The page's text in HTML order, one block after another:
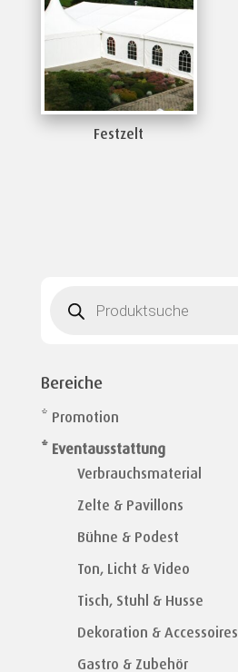
Festzelt
search
Bereiche
* Promotion
* Eventausstattung
Verbrauchsmaterial
Zelte & Pavillons
Bühne & Podest
Ton, Licht & Video
Tisch, Stuhl & Husse
Dekoration & Accessoires
Gastro & Zubehör